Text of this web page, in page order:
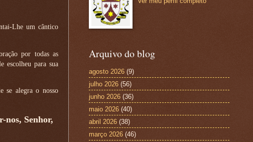
Lhe um cântico
por todas as
escolheu para sua
se alegra o nosso
nos, Senhor,
Arquivo do blog
agosto 2026 (9)
julho 2026 (56)
junho 2026 (36)
maio 2026 (40)
abril 2026 (38)
março 2026 (46)